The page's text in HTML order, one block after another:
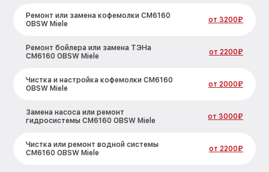
Ремонт или замена кофемолки CM6160
OBSW Miele
от 3200₽
Ремонт бойлера или замена ТЭНа
CM6160 OBSW Miele
от 2200₽
Чистка и настройка кофемолки CM6160
OBSW Miele
от 2000₽
Замена насоса или ремонт
гидросистемы CM6160 OBSW Miele
от 3000₽
Чистка или ремонт водной системы
CM6160 OBSW Miele
от 2200₽